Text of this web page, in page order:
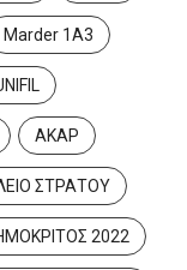
Marder 1A3
ΑΚΑΡ
ΣΤΡΑΤΟΥ
2022